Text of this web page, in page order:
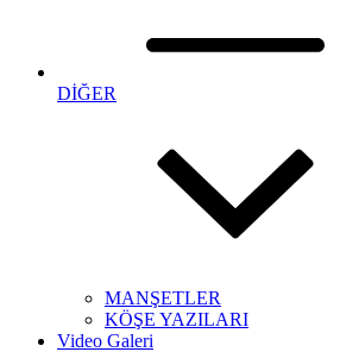
DİĞER
MANŞETLER
KÖŞE YAZILARI
Video Galeri